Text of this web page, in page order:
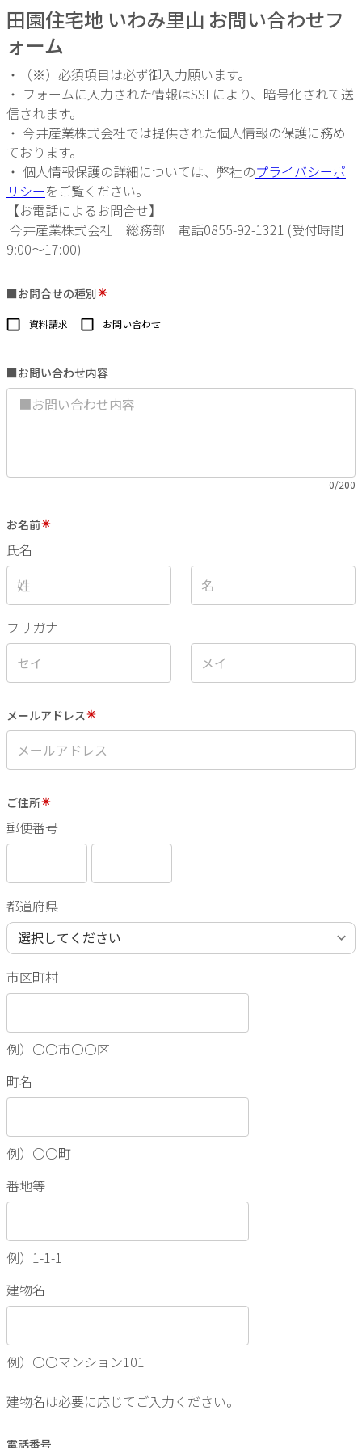
田園住宅地 いわみ里山 お問い合わせフ
ォーム
・（※）必須項目は必ず御入力願います。
・ フォームに入力された情報はSSLにより、暗号化されて送
信されます。
・ 今井産業株式会社では提供された個人情報の保護に務め
ております。
・ 個人情報保護の詳細については、弊社のプライバシーポ
リシーをご覧ください。
【お電話によるお問合せ】
今井産業株式会社 総務部 電話0855-92-1321 (受付時間
9:00〜17:00)
■お問合せの種別
資料請求 お問い合わせ
■お問い合わせ内容
0/200
お名前
氏名
フリガナ
メールアドレス
ご住所
郵便番号
-
都道府県
市区町村
例）〇〇市〇〇区
町名
例）〇〇町
番地等
例）1-1-1
建物名
例）〇〇マンション101
建物名は必要に応じてご入力ください。
電話番号